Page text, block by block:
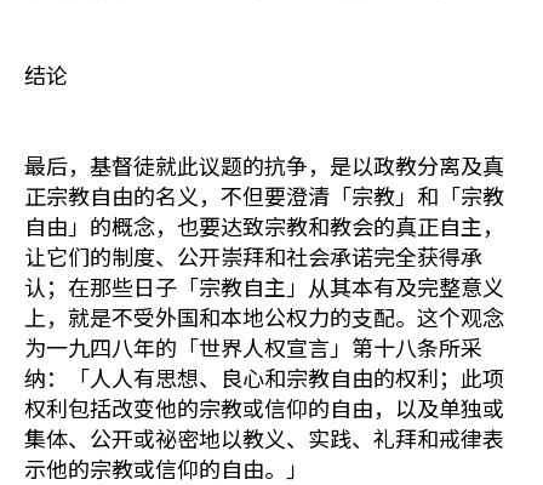
结论
最后，基督徒就此议题的抗争，是以政教分离及真
正宗教自由的名义，不但要澄清「宗教」和「宗教
自由」的概念，也要达致宗教和教会的真正自主，
让它们的制度、公开崇拜和社会承诺完全获得承
认；在那些日子「宗教自主」从其本有及完整意义
上，就是不受外国和本地公权力的支配。这个观念
为一九四八年的「世界人权宣言」第十八条所采
纳：「人人有思想、良心和宗教自由的权利；此项
权利包括改变他的宗教或信仰的自由，以及单独或
集体、公开或祕密地以教义、实践、礼拜和戒律表
示他的宗教或信仰的自由。」